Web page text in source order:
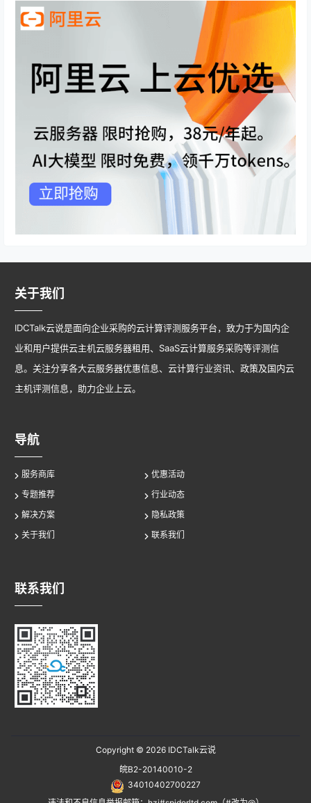
关于我们
IDCTalk云说是面向企业采购的云计算评测服务平台，致力于为国内企
业和用户提供云主机云服务器租用、SaaS云计算服务采购等评测信
息。关注分享各大云服务器优惠信息、云计算行业资讯、政策及国内云
主机评测信息，助力企业上云。
导航
服务商库
优惠活动
专题推荐
行业动态
解决方案
隐私政策
关于我们
联系我们
联系我们
Copyright © 2026IDCTalk云说
皖B2-20140010-2
34010402700227